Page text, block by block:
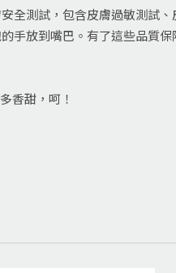
全測試，包含皮膚過敏測試
手放到嘴巴。有了這些品質
香甜，呵！